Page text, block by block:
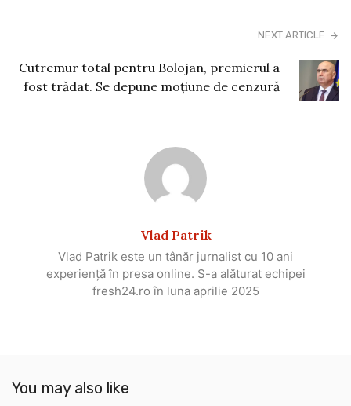
NEXT ARTICLE
Cutremur total pentru Bolojan, premierul a
fost trădat. Se depune moțiune de cenzură
Vlad Patrik
Vlad Patrik este un tânăr jurnalist cu 10 ani
experiență în presa online. S-a alăturat echipei
fresh24.ro în luna aprilie 2025
You may also like